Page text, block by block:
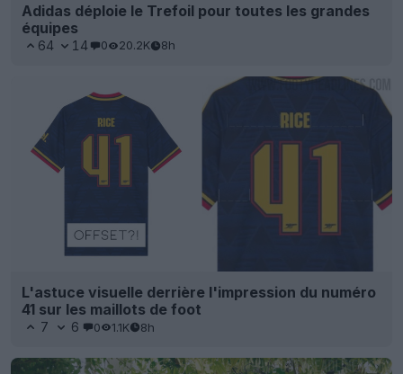
Adidas déploie le Trefoil pour toutes les grandes
équipes
64 14 0 20.2K 8h
L'astuce visuelle derrière l'impression du numéro
41 sur les maillots de foot
7 6 0 1.1K 8h